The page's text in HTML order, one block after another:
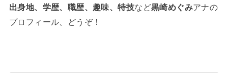
出身地、学歴、職歴、趣味、特技など黒崎めぐみアナの
プロフィール、どうぞ！